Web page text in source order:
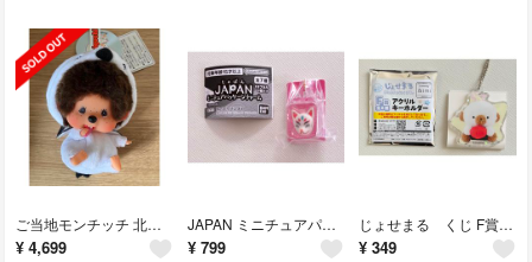
ご当地モンチッチ 北海道限定 シマエナガ
¥ 4,699
JAPAN ミニチュアパッケージチャーム ガチャ 狐面
¥ 799
じょせまる くじ F賞 アクリルキーホルダー らて
¥ 349